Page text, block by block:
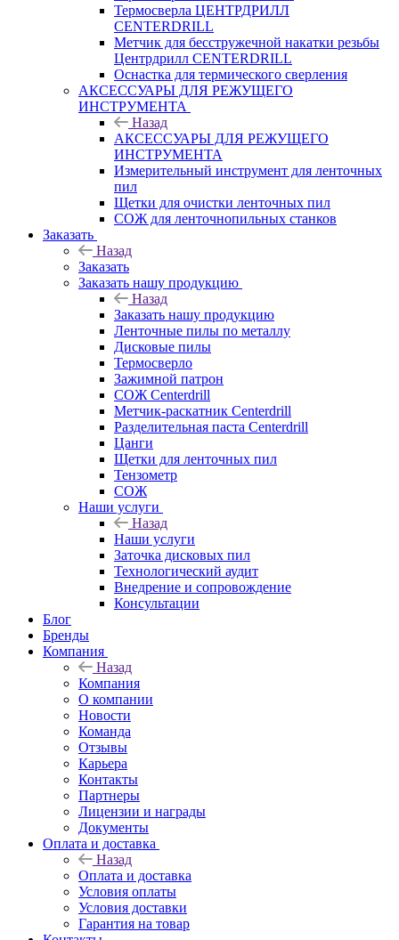
Термосверла ЦЕНТРДРИЛЛ
CENTERDRILL
Метчик для бесстружечной накатки резьбы
Центрдрилл CENTERDRILL
Оснастка для термического сверления
АКСЕССУАРЫ ДЛЯ РЕЖУЩЕГО
ИНСТРУМЕНТА
Назад
АКСЕССУАРЫ ДЛЯ РЕЖУЩЕГО
ИНСТРУМЕНТА
Измерительный инструмент для ленточных
пил
Щетки для очистки ленточных пил
СОЖ для ленточнопильных станков
Заказать
Назад
Заказать
Заказать нашу продукцию
Назад
Заказать нашу продукцию
Ленточные пилы по металлу
Дисковые пилы
Термосверло
Зажимной патрон
СОЖ Centerdrill
Метчик-раскатник Centerdrill
Разделительная паста Centerdrill
Цанги
Щетки для ленточных пил
Тензометр
СОЖ
Наши услуги
Назад
Наши услуги
Заточка дисковых пил
Технологический аудит
Внедрение и сопровождение
Консультации
Блог
Бренды
Компания
Назад
Компания
О компании
Новости
Команда
Отзывы
Карьера
Контакты
Партнеры
Лицензии и награды
Документы
Оплата и доставка
Назад
Оплата и доставка
Условия оплаты
Условия доставки
Гарантия на товар